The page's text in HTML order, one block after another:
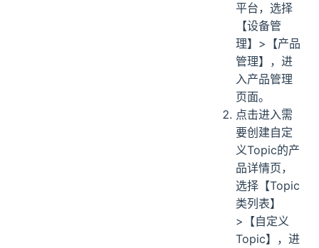
平台，选择
【设备管
理】>【产品
管理】，进
入产品管理
页面。
点击进入需
要创建自定
义Topic的产
品详情页，
选择【Topic
类列表】
>【自定义
Topic】，进